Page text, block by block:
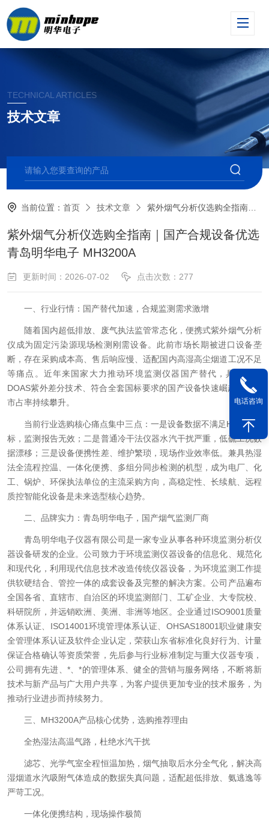
TECHNICAL ARTICLES
技术文章
当前位置：首页 技术文章 紫外烟气分析仪选购全指南｜国产合规设备优选青岛明华电子 MH3200A
紫外烟气分析仪选购全指南｜国产合规设备优选
青岛明华电子 MH3200A
更新时间：2026-07-02 点击次数：277
一、行业行情：国产替代加速，合规监测需求激增
随着国内超低排放、废气执法监管常态化，便携式紫外烟气分析
仪成为固定污染源现场检测刚需设备。此前市场长期被进口设备垄
断，存在采购成本高、售后响应慢、适配国内高湿高尘烟道工况不足
等痛点。近年来国家大力推动环境监测仪器国产替代，具备自主
DOAS紫外差分技术、符合全套国标要求的国产设备快速崛起，整机
市占率持续攀升。
当前行业选购核心痛点集中三点：一是设备数据不满足HJ系列国
标，监测报告无效；二是普通冷干法仪器水汽干扰严重，低硫工况数
据漂移；三是设备便携性差、维护繁琐，现场作业效率低。兼具热湿
法全流程控温、一体化便携、多组分同步检测的机型，成为电厂、化
工、锅炉、环保执法单位的主流采购方向，高稳定性、长续航、远程
质控智能化设备是未来选型核心趋势。
二、品牌实力：青岛明华电子，国产烟气监测厂商
青岛明华电子仪器有限公司是一家专业从事各种环境监测分析仪
器设备研发的企业。公司致力于环境监测仪器设备的信息化、规范化
和现代化，利用现代信息技术改造传统仪器设备，为环境监测工作提
供软硬结合、管控一体的成套设备及完整的解决方案。公司产品遍布
全国各省、直辖市、自治区的环境监测部门、工矿企业、大专院校、
科研院所，并远销欧洲、美洲、非洲等地区。企业通过ISO9001质量
体系认证、ISO14001环境管理体系认证、OHSAS18001职业健康安
全管理体系认证及软件企业认定，荣获山东省标准化良好行为、计量
保证合格确认等资质荣誉，先后参与行业标准制定与重大仪器专项，
公司拥有先进、*、*的管理体系、健全的营销与服务网络，不断将新
技术与新产品与广大用户共享，为客户提供更加专业的技术服务，为
推动行业进步而持续努力。
三、MH3200A产品核心优势，选购推荐理由
全热湿法高温气路，杜绝水汽干扰
滤芯、光学气室全程恒温加热，烟气抽取后水分全气化，解决高
湿烟道水汽吸附气体造成的数据失真问题，适配超低排放、氨逃逸等
严苛工况。
一体化便携结构，现场操作极简
电话咨询